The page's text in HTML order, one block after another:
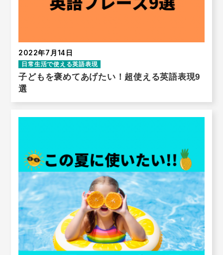
2022年7月14日
日常生活で使える英語表現
子どもを褒めてあげたい！超使える英語表現9
選